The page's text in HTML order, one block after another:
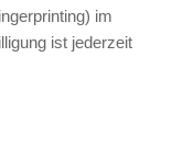
im
ist jederzeit